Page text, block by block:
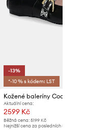
-13%
*-10 % s kódem: LST
Kožené baleríny Coccinelle
Aktuální cena:
2599 Kč
Běžná cena: 5199 Kč
Nejnižší cena za posledních 30 dnů